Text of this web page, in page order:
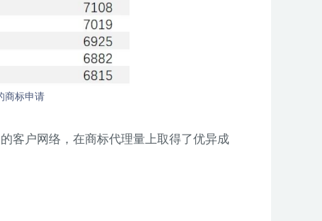
商标申请
客户网络，在商标代理量上取得了优异成